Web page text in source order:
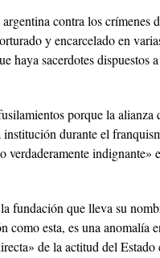
contra los crímenes
y encarcelado en
haya sacerdotes dispuestos a
porque la alianza
institución durante el
verdaderamente indignante»
fundación que lleva su
como esta, es una anomalía
de la actitud del Estado